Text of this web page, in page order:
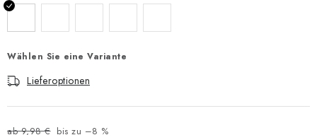
Wählen Sie eine Variante
Lieferoptionen
ab 9,98 € bis zu –8 %